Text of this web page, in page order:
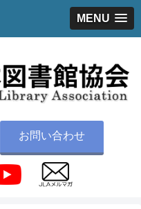
MENU
お問い合わせ